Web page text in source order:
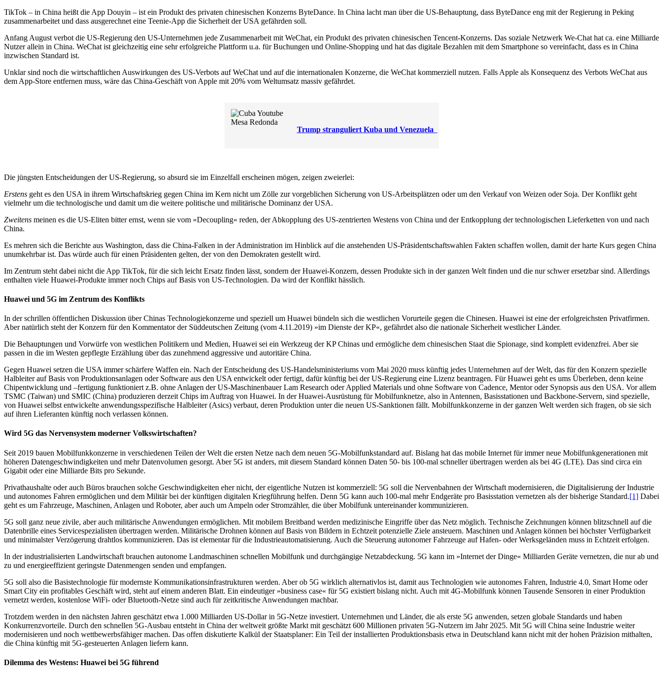
TikTok – in China heißt die App Douyin – ist ein Produkt des privaten chinesischen Konzerns ByteDance. In China lacht man über die US-Behauptung, dass ByteDance eng mit der Regierung in Peking
zusammenarbeitet und dass ausgerechnet eine Teenie-App die Sicherheit der USA gefährden soll.
Anfang August verbot die US-Regierung den US-Unternehmen jede Zusammenarbeit mit WeChat, ein Produkt des privaten chinesischen Tencent-Konzerns. Das soziale Netzwerk We-Chat hat ca. eine Milliarde
Nutzer allein in China. WeChat ist gleichzeitig eine sehr erfolgreiche Plattform u.a. für Buchungen und Online-Shopping und hat das digitale Bezahlen mit dem Smartphone so vereinfacht, dass es in China
inzwischen Standard ist.
Unklar sind noch die wirtschaftlichen Auswirkungen des US-Verbots auf WeChat und auf die internationalen Konzerne, die WeChat kommerziell nutzen. Falls Apple als Konsequenz des Verbots WeChat aus
dem App-Store entfernen muss, wäre das China-Geschäft von Apple mit 20% vom Weltumsatz massiv gefährdet.
Trump stranguliert Kuba und Venezuela
Die jüngsten Entscheidungen der US-Regierung, so absurd sie im Einzelfall erscheinen mögen, zeigen zweierlei:
Erstens geht es den USA in ihrem Wirtschaftskrieg gegen China im Kern nicht um Zölle zur vorgeblichen Sicherung von US-Arbeitsplätzen oder um den Verkauf von Weizen oder Soja. Der Konflikt geht
vielmehr um die technologische und damit um die weitere politische und militärische Dominanz der USA.
Zweitens meinen es die US-Eliten bitter ernst, wenn sie vom »Decoupling« reden, der Abkopplung des US-zentrierten Westens von China und der Entkopplung der technologischen Lieferketten von und nach
China.
Es mehren sich die Berichte aus Washington, dass die China-Falken in der Administration im Hinblick auf die anstehenden US-Präsidentschaftswahlen Fakten schaffen wollen, damit der harte Kurs gegen China
unumkehrbar ist. Das würde auch für einen Präsidenten gelten, der von den Demokraten gestellt wird.
Im Zentrum steht dabei nicht die App TikTok, für die sich leicht Ersatz finden lässt, sondern der Huawei-Konzern, dessen Produkte sich in der ganzen Welt finden und die nur schwer ersetzbar sind. Allerdings
enthalten viele Huawei-Produkte immer noch Chips auf Basis von US-Technologien. Da wird der Konflikt hässlich.
Huawei und 5G im Zentrum des Konflikts
In der schrillen öffentlichen Diskussion über Chinas Technologiekonzerne und speziell um Huawei bündeln sich die westlichen Vorurteile gegen die Chinesen. Huawei ist eine der erfolgreichsten Privatfirmen.
Aber natürlich steht der Konzern für den Kommentator der Süddeutschen Zeitung (vom 4.11.2019) »im Dienste der KP«, gefährdet also die nationale Sicherheit westlicher Länder.
Die Behauptungen und Vorwürfe von westlichen Politikern und Medien, Huawei sei ein Werkzeug der KP Chinas und ermögliche dem chinesischen Staat die Spionage, sind komplett evidenzfrei. Aber sie
passen in die im Westen gepflegte Erzählung über das zunehmend aggressive und autoritäre China.
Gegen Huawei setzen die USA immer schärfere Waffen ein. Nach der Entscheidung des US-Handelsministeriums vom Mai 2020 muss künftig jedes Unternehmen auf der Welt, das für den Konzern spezielle
Halbleiter auf Basis von Produktionsanlagen oder Software aus den USA entwickelt oder fertigt, dafür künftig bei der US-Regierung eine Lizenz beantragen. Für Huawei geht es ums Überleben, denn keine
Chipentwicklung und –fertigung funktioniert z.B. ohne Anlagen der US-Maschinenbauer Lam Research oder Applied Materials und ohne Software von Cadence, Mentor oder Synopsis aus den USA. Vor allem
TSMC (Taiwan) und SMIC (China) produzieren derzeit Chips im Auftrag von Huawei. In der Huawei-Ausrüstung für Mobilfunknetze, also in Antennen, Basisstationen und Backbone-Servern, sind spezielle,
von Huawei selbst entwickelte anwendungsspezifische Halbleiter (Asics) verbaut, deren Produktion unter die neuen US-Sanktionen fällt. Mobilfunkkonzerne in der ganzen Welt werden sich fragen, ob sie sich
auf ihren Lieferanten künftig noch verlassen können.
Wird 5G das Nervensystem moderner Volkswirtschaften?
Seit 2019 bauen Mobilfunkkonzerne in verschiedenen Teilen der Welt die ersten Netze nach dem neuen 5G-Mobilfunkstandard auf. Bislang hat das mobile Internet für immer neue Mobilfunkgenerationen mit
höheren Datengeschwindigkeiten und mehr Datenvolumen gesorgt. Aber 5G ist anders, mit diesem Standard können Daten 50- bis 100-mal schneller übertragen werden als bei 4G (LTE). Das sind circa ein
Gigabit oder eine Milliarde Bits pro Sekunde.
Privathaushalte oder auch Büros brauchen solche Geschwindigkeiten eher nicht, der eigentliche Nutzen ist kommerziell: 5G soll die Nervenbahnen der Wirtschaft modernisieren, die Digitalisierung der Industrie
und autonomes Fahren ermöglichen und dem Militär bei der künftigen digitalen Kriegführung helfen. Denn 5G kann auch 100-mal mehr Endgeräte pro Basisstation vernetzen als der bisherige Standard.[1] Dabei
geht es um Fahrzeuge, Maschinen, Anlagen und Roboter, aber auch um Ampeln oder Stromzähler, die über Mobilfunk untereinander kommunizieren.
5G soll ganz neue zivile, aber auch militärische Anwendungen ermöglichen. Mit mobilem Breitband werden medizinische Eingriffe über das Netz möglich. Technische Zeichnungen können blitzschnell auf die
Datenbrille eines Servicespezialisten übertragen werden. Militärische Drohnen können auf Basis von Bildern in Echtzeit potenzielle Ziele ansteuern. Maschinen und Anlagen können bei höchster Verfügbarkeit
und minimalster Verzögerung drahtlos kommunizieren. Das ist elementar für die Industrieautomatisierung. Auch die Steuerung autonomer Fahrzeuge auf Hafen- oder Werksgeländen muss in Echtzeit erfolgen.
In der industrialisierten Landwirtschaft brauchen autonome Landmaschinen schnellen Mobilfunk und durchgängige Netzabdeckung. 5G kann im »Internet der Dinge« Milliarden Geräte vernetzen, die nur ab und
zu und energieeffizient geringste Datenmengen senden und empfangen.
5G soll also die Basistechnologie für modernste Kommunikationsinfrastrukturen werden. Aber ob 5G wirklich alternativlos ist, damit aus Technologien wie autonomes Fahren, Industrie 4.0, Smart Home oder
Smart City ein profitables Geschäft wird, steht auf einem anderen Blatt. Ein eindeutiger »business case« für 5G existiert bislang nicht. Auch mit 4G-Mobilfunk können Tausende Sensoren in einer Produktion
vernetzt werden, kostenlose WiFi- oder Bluetooth-Netze sind auch für zeitkritische Anwendungen machbar.
Trotzdem werden in den nächsten Jahren geschätzt etwa 1.000 Milliarden US-Dollar in 5G-Netze investiert. Unternehmen und Länder, die als erste 5G anwenden, setzen globale Standards und haben
Konkurrenzvorteile. Durch den schnellen 5G-Ausbau entsteht in China der weltweit größte Markt mit geschätzt 600 Millionen privaten 5G-Nutzern im Jahr 2025. Mit 5G will China seine Industrie weiter
modernisieren und noch wettbewerbsfähiger machen. Das offen diskutierte Kalkül der Staatsplaner: Ein Teil der installierten Produktionsbasis etwa in Deutschland kann nicht mit der hohen Präzision mithalten,
die China künftig mit 5G-gesteuerten Anlagen liefern kann.
Dilemma des Westens: Huawei bei 5G führend